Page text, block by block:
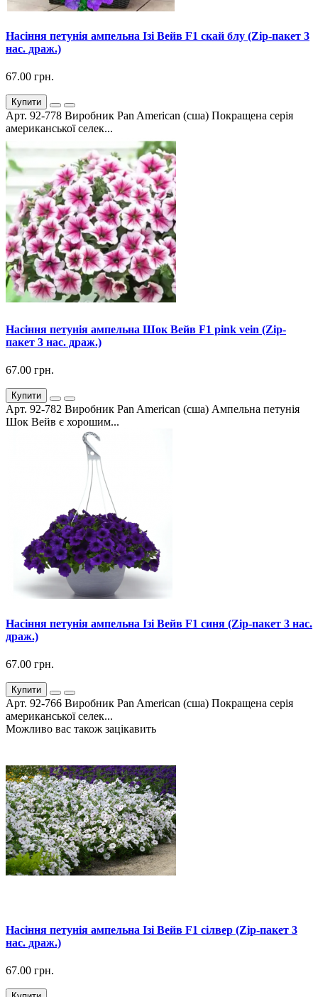
Насіння петунія ампельна Ізі Вейв F1 скай блу (Zip-пакет 3
нас. драж.)
67.00 грн.
Купити
Арт. 92-778 Виробник Pan American (сша) Покращена серія
американської селек...
Насіння петунія ампельна Шок Вейв F1 pink vein (Zip-
пакет 3 нас. драж.)
67.00 грн.
Купити
Арт. 92-782 Виробник Pan American (сша) Ампельна петунія
Шок Вейв є хорошим...
Насіння петунія ампельна Ізі Вейв F1 синя (Zip-пакет 3 нас.
драж.)
67.00 грн.
Купити
Арт. 92-766 Виробник Pan American (сша) Покращена серія
американської селек...
Можливо вас також зацікавить
Насіння петунія ампельна Ізі Вейв F1 сілвер (Zip-пакет 3
нас. драж.)
67.00 грн.